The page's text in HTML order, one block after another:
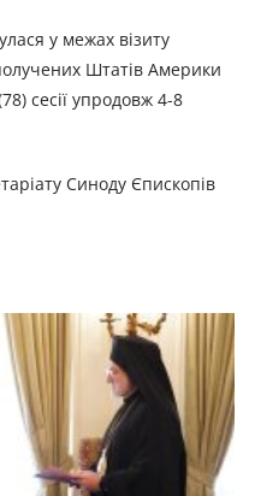
у межах візиту
Штатів Америки
сесії упродовж 4-8
Синоду Єпископів